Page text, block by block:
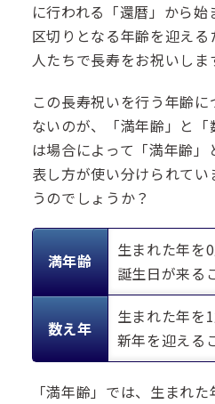
に行われる「還暦」から始
区切りとなる年齢を迎え
人たちで長寿をお祝いしま
この長寿祝いを行う年齢
ないのが、「満年齢」と「
は場合によって「満年齢
表し方が使い分けられて
うのでしょうか？
満年齢
生まれた年を
誕生日が来る
数え年
生まれた年を
新年を迎える
「満年齢」では、生まれ